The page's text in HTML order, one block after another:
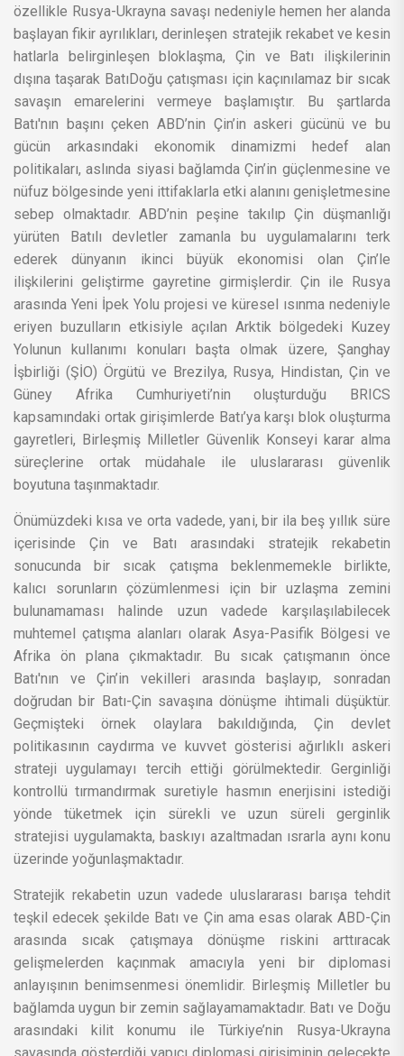
özellikle Rusya-Ukrayna savaşı nedeniyle hemen her alanda
başlayan fikir ayrılıkları, derinleşen stratejik rekabet ve kesin
hatlarla belirginleşen bloklaşma, Çin ve Batı ilişkilerinin
dışına taşarak BatıDoğu çatışması için kaçınılamaz bir sıcak
savaşın emarelerini vermeye başlamıştır. Bu şartlarda
Batı'nın başını çeken ABD’nin Çin’in askeri gücünü ve bu
gücün arkasındaki ekonomik dinamizmi hedef alan
politikaları, aslında siyasi bağlamda Çin’in güçlenmesine ve
nüfuz bölgesinde yeni ittifaklarla etki alanını genişletmesine
sebep olmaktadır. ABD’nin peşine takılıp Çin düşmanlığı
yürüten Batılı devletler zamanla bu uygulamalarını terk
ederek dünyanın ikinci büyük ekonomisi olan Çin’le
ilişkilerini geliştirme gayretine girmişlerdir. Çin ile Rusya
arasında Yeni İpek Yolu projesi ve küresel ısınma nedeniyle
eriyen buzulların etkisiyle açılan Arktik bölgedeki Kuzey
Yolunun kullanımı konuları başta olmak üzere, Şanghay
İşbirliği (ŞİO) Örgütü ve Brezilya, Rusya, Hindistan, Çin ve
Güney Afrika Cumhuriyeti’nin oluşturduğu BRICS
kapsamındaki ortak girişimlerde Batı’ya karşı blok oluşturma
gayretleri, Birleşmiş Milletler Güvenlik Konseyi karar alma
süreçlerine ortak müdahale ile uluslararası güvenlik
boyutuna taşınmaktadır.
Önümüzdeki kısa ve orta vadede, yani, bir ila beş yıllık süre
içerisinde Çin ve Batı arasındaki stratejik rekabetin
sonucunda bir sıcak çatışma beklenmemekle birlikte,
kalıcı sorunların çözümlenmesi için bir uzlaşma zemini
bulunamaması halinde uzun vadede karşılaşılabilecek
muhtemel çatışma alanları olarak Asya-Pasifik Bölgesi ve
Afrika ön plana çıkmaktadır. Bu sıcak çatışmanın önce
Batı'nın ve Çin’in vekilleri arasında başlayıp, sonradan
doğrudan bir Batı-Çin savaşına dönüşme ihtimali düşüktür.
Geçmişteki örnek olaylara bakıldığında, Çin devlet
politikasının caydırma ve kuvvet gösterisi ağırlıklı askeri
strateji uygulamayı tercih ettiği görülmektedir. Gerginliği
kontrollü tırmandırmak suretiyle hasmın enerjisini istediği
yönde tüketmek için sürekli ve uzun süreli gerginlik
stratejisi uygulamakta, baskıyı azaltmadan ısrarla aynı konu
üzerinde yoğunlaşmaktadır.
Stratejik rekabetin uzun vadede uluslararası barışa tehdit
teşkil edecek şekilde Batı ve Çin ama esas olarak ABD-Çin
arasında sıcak çatışmaya dönüşme riskini arttıracak
gelişmelerden kaçınmak amacıyla yeni bir diplomasi
anlayışının benimsenmesi önemlidir. Birleşmiş Milletler bu
bağlamda uygun bir zemin sağlayamamaktadır. Batı ve Doğu
arasındaki kilit konumu ile Türkiye’nin Rusya-Ukrayna
savaşında gösterdiği yapıcı diplomasi girişiminin gelecekte